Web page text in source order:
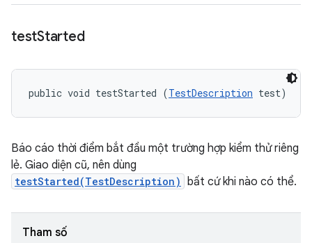
testStarted
public void testStarted (TestDescription test)
Báo cáo thời điểm bắt đầu một trường hợp kiểm thử riêng
lẻ. Giao diện cũ, nên dùng
testStarted(TestDescription) bất cứ khi nào có thể.
Tham số